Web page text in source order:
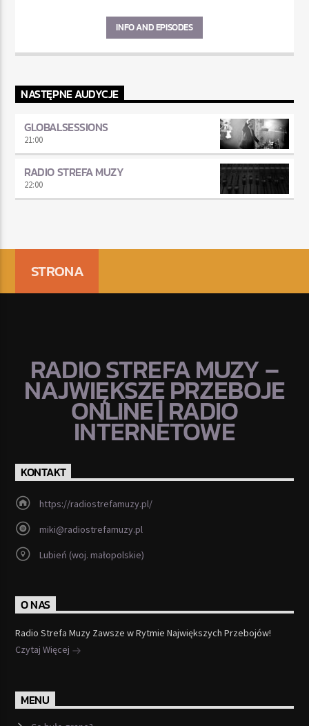
INFO AND EPISODES
NASTĘPNE AUDYCJE
GLOBALSESSIONS
21:00
RADIO STREFA MUZY
22:00
STRONA
RADIO STREFA MUZY –
NAJWIĘKSZE PRZEBOJE
ONLINE | RADIO
INTERNETOWE
KONTAKT
https://radiostrefamuzy.pl/
miki@radiostrefamuzy.pl
Lubień (woj. małopolskie)
O NAS
Radio Strefa Muzy Zawsze w Rytmie Największych Przebojów!
Czytaj Więcej
MENU